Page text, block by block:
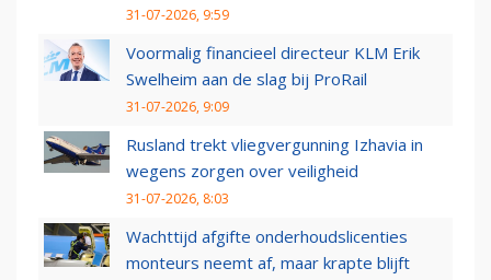
31-07-2026, 9:59
Voormalig financieel directeur KLM Erik
Swelheim aan de slag bij ProRail
31-07-2026, 9:09
Rusland trekt vliegvergunning Izhavia in
wegens zorgen over veiligheid
31-07-2026, 8:03
Wachttijd afgifte onderhoudslicenties
monteurs neemt af, maar krapte blijft